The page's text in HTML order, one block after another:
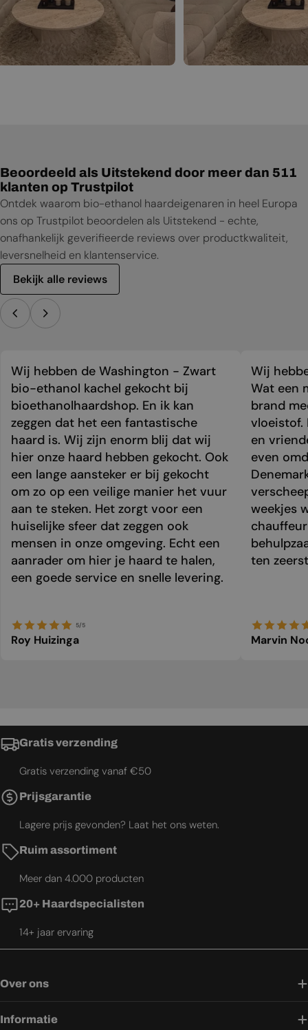
Beoordeeld als Uitstekend door meer dan 511
klanten op Trustpilot
Ontdek waarom bio-ethanol haardeigenaren in heel Europa
ons op Trustpilot beoordelen als Uitstekend - echte,
onafhankelijk geverifieerde reviews over productkwaliteit,
leversnelheid en klantenservice.
Bekijk alle reviews
Wij hebben de Washington - Zwart
bio-ethanol kachel gekocht bij
bioethanolhaardshop. En ik kan
zeggen dat het een fantastische
haard is. Wij zijn enorm blij dat wij
hier onze haard hebben gekocht. Ook
een lange aansteker er bij gekocht
om zo op een veilige manier het vuur
aan te steken. Het zorgt voor een
huiselijke sfeer dat zeggen ook
mensen in onze omgeving. Echt een
aanrader om hier je haard te halen,
een goede service en snelle levering.
5/5
Roy Huizinga
Wij
Wat een
brand
vloeistof.
en
even
weekjes
ten
Marvin
Gratis verzending
Gratis verzending vanaf €50
Prijsgarantie
Lagere prijs gevonden? Laat het ons weten.
Ruim assortiment
Meer dan 4.000 producten
20+ Haardspecialisten
14+ jaar ervaring
Over ons
Informatie